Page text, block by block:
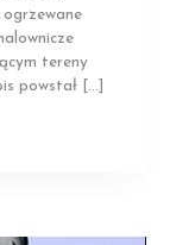
ogrzewane
tereny
powstał […]